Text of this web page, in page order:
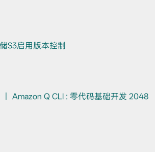
S3启用版本控制
Amazon Q CLI : 零代码基础开发 2048